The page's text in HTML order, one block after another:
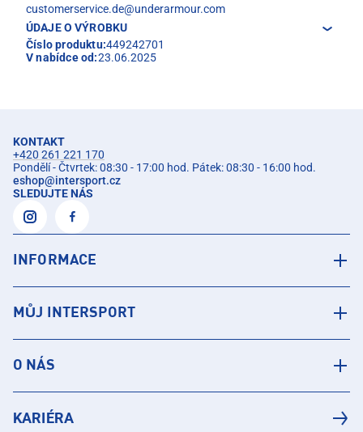
customerservice.de@underarmour.com
ÚDAJE O VÝROBKU
Číslo produktu:449242701
V nabídce od:23.06.2025
KONTAKT
+420 261 221 170
Pondělí - Čtvrtek: 08:30 - 17:00 hod. Pátek: 08:30 - 16:00 hod.
eshop@intersport.cz
SLEDUJTE NÁS
INFORMACE
MŮJ INTERSPORT
O NÁS
KARIÉRA